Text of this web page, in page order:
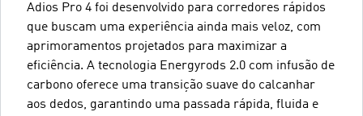
Adios Pro 4 foi desenvolvido para corredores rápidos
que buscam uma experiência ainda mais veloz, com
aprimoramentos projetados para maximizar a
eficiência. A tecnologia Energyrods 2.0 com infusão de
carbono oferece uma transição suave do calcanhar
aos dedos, garantindo uma passada rápida, fluida e